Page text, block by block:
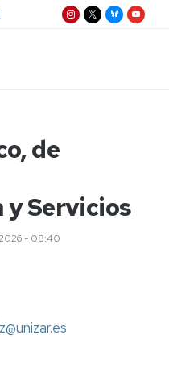
de
Servicios
- 08:40